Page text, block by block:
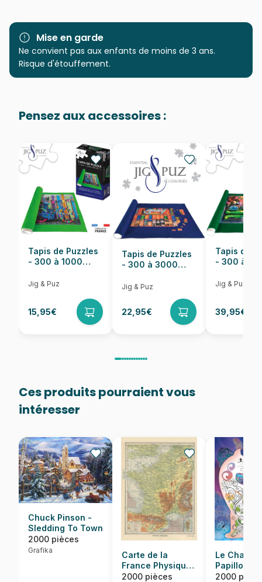
Marque Grafika
Catégorie Puzzles - Tigres
Age
Puzzle pour Adultes (500 à
Provenance Fabriqué en France
EAN 3663384306839
Nombre de pièces 2000 pièces
Dimensions 98 x 69 cm
Mise en garde
Ne convient pas aux enfants de moins de 3 ans.
Risque d'étouffement.
Pensez aux accessoires :
Tapis de Puzzles
- 300 à 1000
Jig & Puz
15,95€
Tapis de Puzzles
- 300 à 3000
Jig & Puz
22,95€
Tapis de
- 300 à
Jig & Puz
39,95€
Ces produits pourraient vous
intéresser
Chuck Pinson -
Sledding To Town
2000 pièces
Grafika
Carte de la
France Physique
- Larousse, 1925
2000 pièces
Le Chat et
Papillons
2000